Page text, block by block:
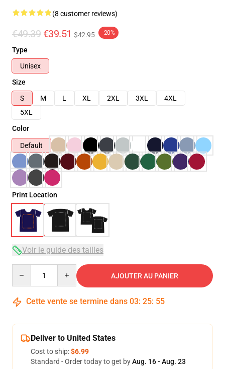
(8 customer reviews)
€49.39 €39.51 $42.95 -20%
Type
Unisex
Size
S
M L XL 2XL 3XL
4XL
5XL
Color
Default
Print Location
Voir le guide des tailles
AJOUTER AU PANIER
Cette vente se termine dans 03: 25: 54
Deliver to United States
Cost to ship:$6.99
Standard - Order today to get byAug. 16 - Aug. 23